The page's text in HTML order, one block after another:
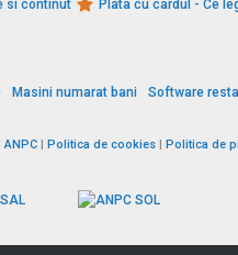
si continut
Plata cu cardul - Ce
Masini numarat bani Software
ANPC | Politica de cookies | Politica de